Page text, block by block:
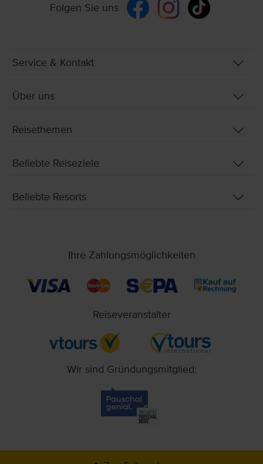
Folgen Sie uns
Service & Kontakt
Über uns
Reisethemen
Beliebte Reiseziele
Beliebte Resorts
Ihre Zahlungsmöglichkeiten
Reiseveranstalter
Wir sind Gründungsmitglied: